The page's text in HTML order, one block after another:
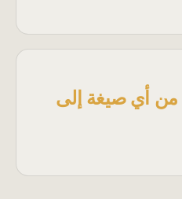
من أي صيغة إلى